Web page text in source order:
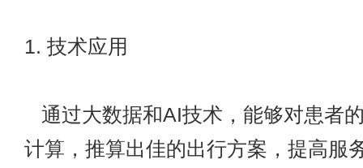
1. 技术应用
通过大数据和AI技术，能够对患者
计算，推算出佳的出行方案，提高服